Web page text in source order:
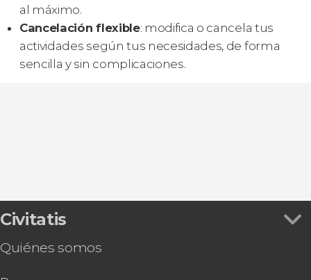
al máximo.
Cancelación flexible: modifica o cancela tus
actividades según tus necesidades, de forma
sencilla y sin complicaciones.
Civitatis
Quiénes somos